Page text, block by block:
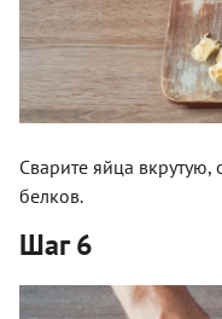
Сварите яйца вкрутую,
белков.
Шаг 6